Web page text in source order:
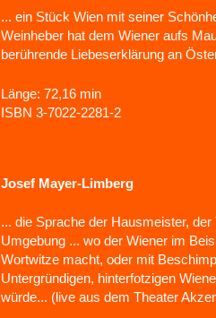
... ein Stück Wien mit seiner
Weinheber hat dem Wiener aufs
berührende Liebeserklärung an
Länge: 72,16 min
ISBN 3-7022-2281-2
Josef Mayer-Limberg
... die Sprache der Hausmeister,
Umgebung ... wo der Wiener im
Wortwitze macht, oder mit
Untergründigen, hinterfotzigen
würde... (live aus dem Theater